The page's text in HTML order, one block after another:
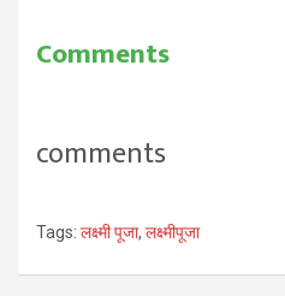
Comments
comments
Tags: लक्ष्मी पूजा, लक्ष्मीपूजा